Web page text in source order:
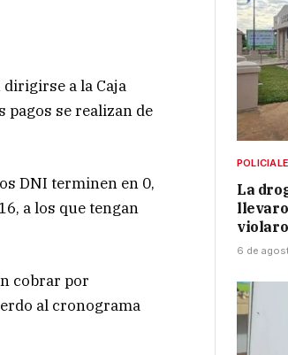
a la Caja
pagos se realizan de
DNI terminen en 0,
a los que tengan
cobrar por
al cronograma
La
6 de